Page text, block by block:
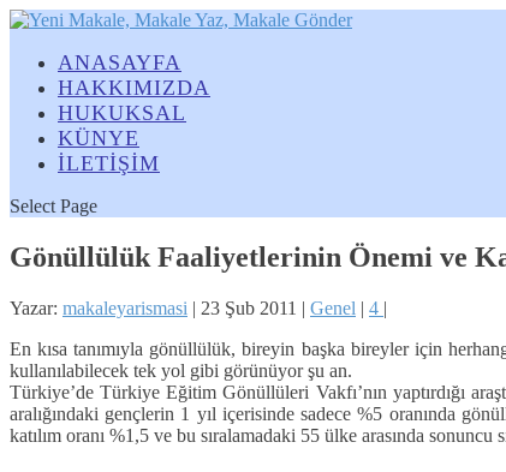
ANASAYFA
HAKKIMIZDA
HUKUKSAL
KÜNYE
İLETİŞİM
Select Page
Gönüllülük Faaliyetlerinin Önemi ve
Yazar: makaleyarismasi | 23 Şub 2011 | Genel | 4 |
En kısa tanımıyla gönüllülük, bireyin başka bireyler için
kullanılabilecek tek yol gibi görünüyor şu an.
Türkiye’de Türkiye Eğitim Gönüllüleri Vakfı’nın yaptırdığı
aralığındaki gençlerin 1 yıl içerisinde sadece %5 oranında
katılım oranı %1,5 ve bu sıralamadaki 55 ülke arasında sonuncu